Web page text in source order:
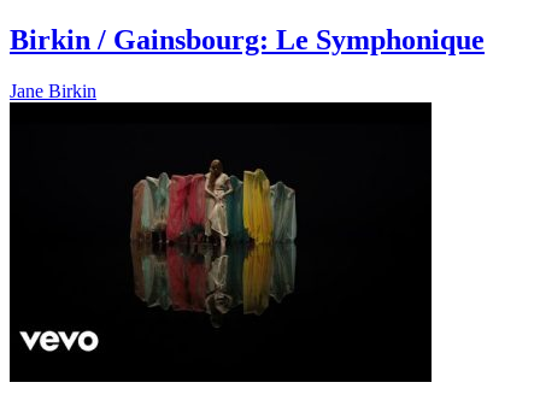
Birkin / Gainsbourg: Le Symphonique
Jane Birkin